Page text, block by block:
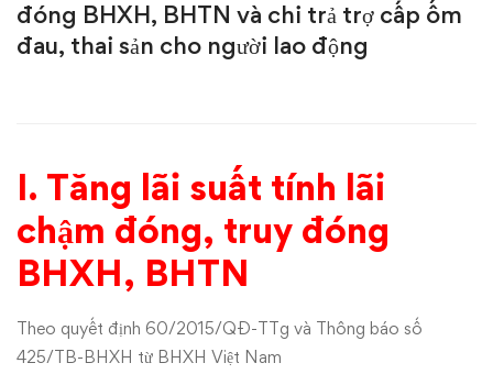
lãi
đóng,
truy
đóng
BHXH,
đóng BHXH, BHTN và chi trả trợ cấp ốm
đau, thai sản cho người lao động
I. Tăng lãi suất tính lãi
chậm đóng, truy đóng
BHXH, BHTN
Theo quyết định 60/2015/QĐ-TTg và Thông báo số
425/TB-BHXH từ BHXH Việt Nam